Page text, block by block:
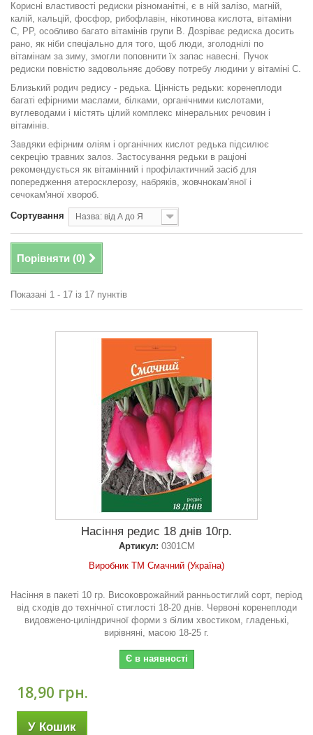
Корисні властивості редиски різноманітні, є в ній залізо, магній,
калій, кальцій, фосфор, рибофлавін, нікотинова кислота, вітаміни
С, РР, особливо багато вітамінів групи В. Дозріває редиска досить
рано, як ніби спеціально для того, щоб люди, зголоднілі по
вітамінам за зиму, змогли поповнити їх запас навесні. Пучок
редиски повністю задовольняє добову потребу людини у вітаміні С.
Близький родич редису - редька. Цінність редьки: коренеплоди
багаті ефірними маслами, білками, органічними кислотами,
вуглеводами і містять цілий комплекс мінеральних речовин і
вітамінів.
Завдяки ефірним оліям і органічних кислот редька підсилює
секрецію травних залоз. Застосування редьки в раціоні
рекомендується як вітамінний і профілактичний засіб для
попередження атеросклерозу, набряків, жовчнокам'яної і
сечокам'яної хвороб.
Сортування
Назва: від А до Я
Порівняти (0)
Показані 1 - 17 із 17 пунктів
Насіння редис 18 днів 10гр.
Артикул: 0301СМ
Виробник ТМ Смачний (Україна)
Насіння в пакеті 10 гр. Високоврожайний ранньостиглий сорт, період
від сходів до технічної стиглості 18-20 днів. Червоні коренеплоди
видовжено-циліндричної форми з білим хвостиком, гладенькі,
вирівняні, масою 18-25 г.
Є в наявності
18,90 грн.
У Кошик